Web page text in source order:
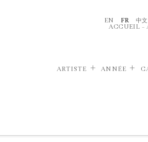
EN FR 中文
ACCUEIL –
ARTISTE ANNÉE